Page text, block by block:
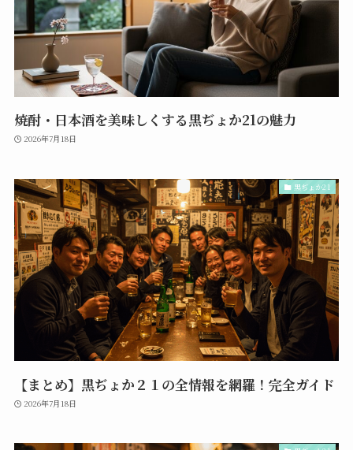
焼酎・日本酒を美味しくする黒ぢょか21の魅力
2026年7月18日
黒ぢょか21
【まとめ】黒ぢょか２１の全情報を網羅！完全ガイド
2026年7月18日